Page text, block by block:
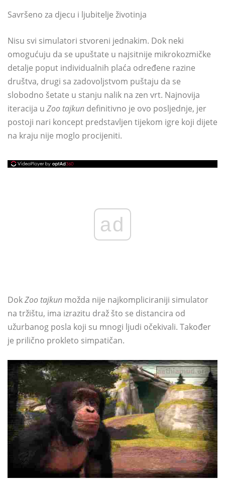
Savršeno za djecu i ljubitelje životinja
Nisu svi simulatori stvoreni jednakim. Dok neki
omogućuju da se upuštate u najsitnije mikrokozmičke
detalje poput individualnih plaća određene razine
društva, drugi sa zadovoljstvom puštaju da se
slobodno šetate u stanju nalik na zen vrt. Najnovija
iteracija u Zoo tajkun definitivno je ovo posljednje, jer
postoji nari koncept predstavljen tijekom igre koji dijete
na kraju nije moglo procijeniti.
ad
DokZoo tajkun možda nije najkompliciraniji simulator
na tržištu, ima izrazitu draž što se distancira od
užurbanog posla koji su mnogi ljudi očekivali. Također
je prilično prokleto simpatičan.